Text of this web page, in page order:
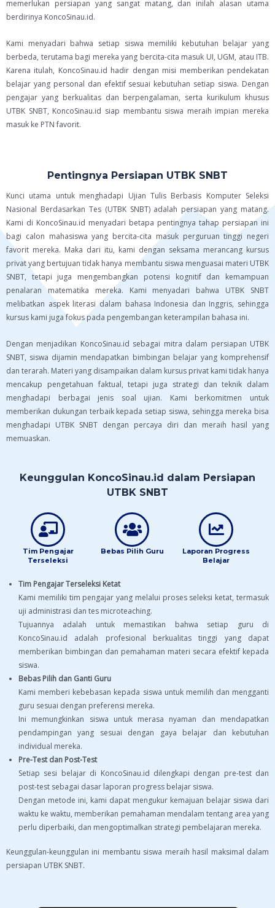
memerlukan persiapan yang sangat matang, dan inilah alasan utama
berdirinya KoncoSinau.id.
Kami menyadari bahwa setiap siswa memiliki kebutuhan belajar yang
berbeda, terutama bagi mereka yang bercita-cita masuk UI, UGM, atau ITB.
Karena itulah, KoncoSinau.id hadir dengan misi memberikan pendekatan
belajar yang personal dan efektif sesuai kebutuhan setiap siswa. Dengan
pengajar yang berkualitas dan berpengalaman, serta kurikulum khusus
UTBK SNBT, KoncoSinau.id siap membantu siswa meraih impian mereka
masuk ke PTN favorit.
Pentingnya Persiapan UTBK SNBT
Kunci utama untuk menghadapi Ujian Tulis Berbasis Komputer Seleksi
Nasional Berdasarkan Tes (UTBK SNBT) adalah persiapan yang matang.
Kami di KoncoSinau.id menyadari betapa pentingnya tahap persiapan ini
bagi calon mahasiswa yang bercita-cita masuk perguruan tinggi negeri
favorit mereka. Maka dari itu, kami dengan seksama merancang kursus
privat yang bertujuan tidak hanya membantu siswa menguasai materi UTBK
SNBT, tetapi juga mengembangkan potensi kognitif dan kemampuan
penalaran matematika mereka. Kami menyadari bahwa UTBK SNBT
melibatkan aspek literasi dalam bahasa Indonesia dan Inggris, sehingga
kursus kami juga fokus pada pengembangan keterampilan bahasa ini.
Dengan menjadikan KoncoSinau.id sebagai mitra dalam persiapan UTBK
SNBT, siswa dijamin mendapatkan bimbingan belajar yang komprehensif
dan terarah. Materi yang disampaikan dalam kursus privat kami tidak hanya
mencakup pengetahuan faktual, tetapi juga strategi dan teknik dalam
menghadapi berbagai jenis soal ujian. Kami berkomitmen untuk
memberikan dukungan terbaik kepada setiap siswa, sehingga mereka bisa
menghadapi UTBK SNBT dengan percaya diri dan meraih hasil yang
memuaskan.
Keunggulan KoncoSinau.id dalam Persiapan
UTBK SNBT
Tim Pengajar
Terseleksi
Bebas Pilih Guru
Laporan Progress
Belajar
Tim Pengajar Terseleksi Ketat
Kami memiliki tim pengajar yang melalui proses seleksi ketat, termasuk
uji administrasi dan tes microteaching.
Tujuannya adalah untuk memastikan bahwa setiap guru di
KoncoSinau.id adalah profesional berkualitas tinggi yang dapat
memberikan bimbingan dan pemahaman materi secara efektif kepada
siswa.
Bebas Pilih dan Ganti Guru
Kami memberi kebebasan kepada siswa untuk memilih dan mengganti
guru sesuai dengan preferensi mereka.
Ini memungkinkan siswa untuk merasa nyaman dan mendapatkan
pendampingan yang sesuai dengan gaya belajar dan kebutuhan
individual mereka.
Pre-Test dan Post-Test
Setiap sesi belajar di KoncoSinau.id dilengkapi dengan pre-test dan
post-test sebagai dasar laporan progress belajar siswa.
Dengan metode ini, kami dapat mengukur kemajuan belajar siswa dari
waktu ke waktu, memberikan pemahaman mendalam tentang area yang
perlu diperbaiki, dan mengoptimalkan strategi pembelajaran mereka.
Keunggulan-keunggulan ini membantu siswa meraih hasil maksimal dalam
persiapan UTBK SNBT.